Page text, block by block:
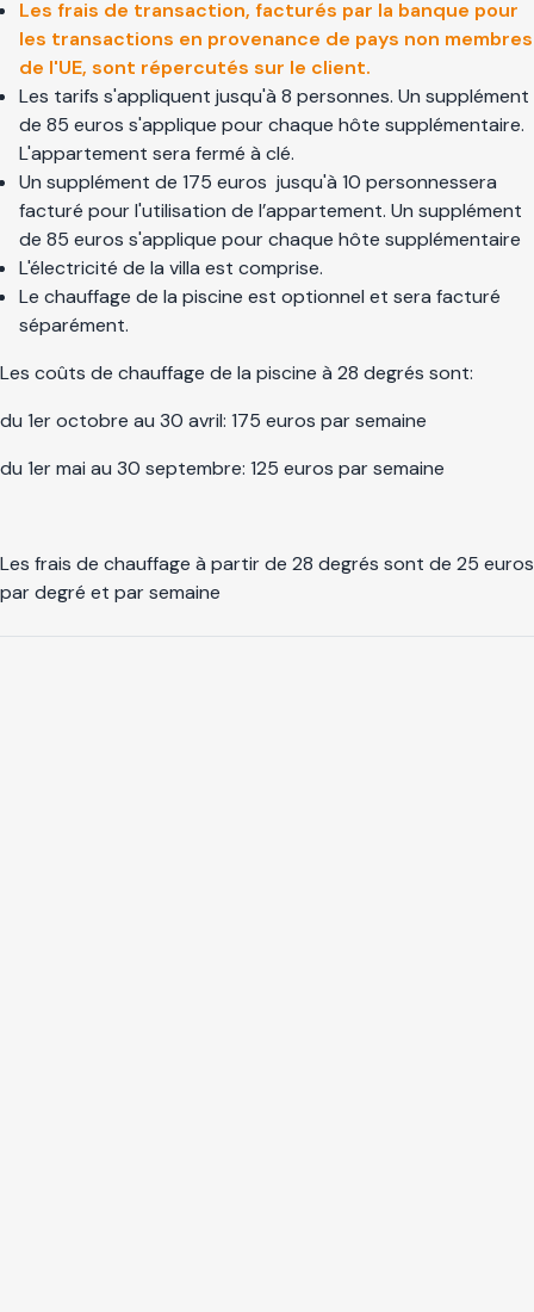
Les frais de transaction, facturés par la banque pour
les transactions en provenance de pays non membres
de l'UE, sont répercutés sur le client.
Les tarifs s'appliquent jusqu'à 8 personnes. Un supplément
de 85 euros s'applique pour chaque hôte supplémentaire.
L'appartement sera fermé à clé.
Un supplément de 175 euros jusqu'à 10 personnessera
facturé pour l'utilisation de l’appartement. Un supplément
de 85 euros s'applique pour chaque hôte supplémentaire
L'électricité de la villa est comprise.
Le chauffage de la piscine est optionnel et sera facturé
séparément.
Les coûts de chauffage de la piscine à 28 degrés sont:
du 1er octobre au 30 avril: 175 euros par semaine
du 1er mai au 30 septembre: 125 euros par semaine
Les frais de chauffage à partir de 28 degrés sont de 25 euros
par degré et par semaine